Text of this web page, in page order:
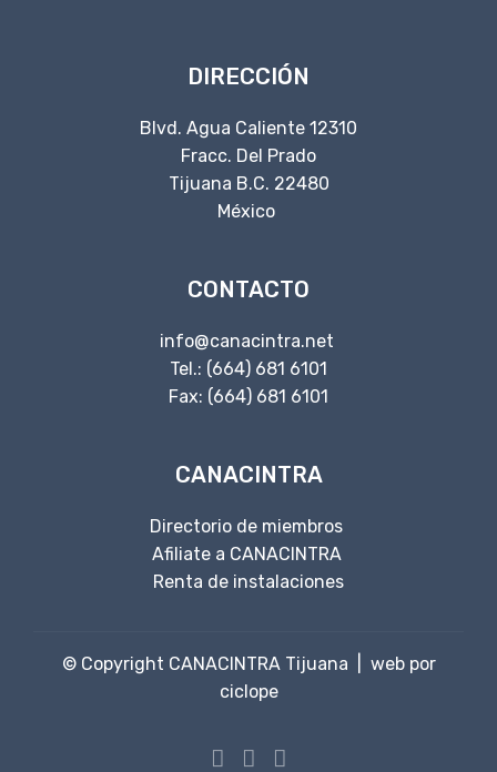
DIRECCIÓN
Blvd. Agua Caliente 12310
Fracc. Del Prado
Tijuana B.C. 22480
México
CONTACTO
info@canacintra.net
Tel.: (664) 681 6101
Fax: (664) 681 6101
CANACINTRA
Directorio de miembros
Afiliate a CANACINTRA
Renta de instalaciones
© Copyright CANACINTRA Tijuana | web por
ciclope